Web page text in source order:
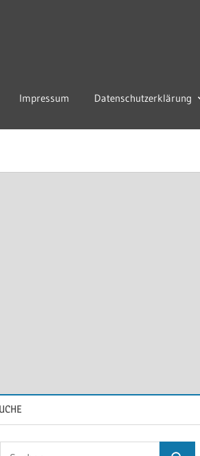
Impressum Datenschutzerklärung